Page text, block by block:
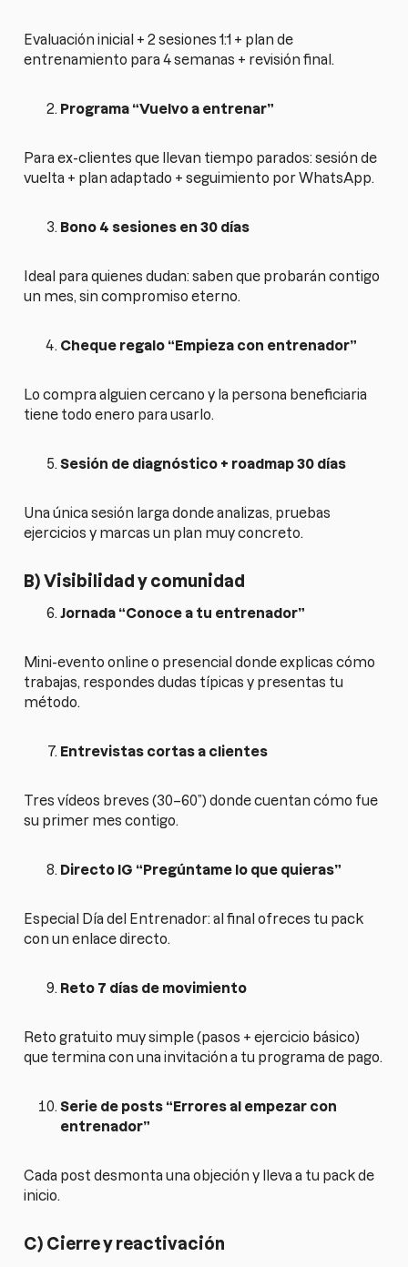
Evaluación inicial + 2 sesiones 1:1 + plan de
entrenamiento para 4 semanas + revisión final.
Programa “Vuelvo a entrenar”
Para ex-clientes que llevan tiempo parados: sesión de
vuelta + plan adaptado + seguimiento por WhatsApp.
Bono 4 sesiones en 30 días
Ideal para quienes dudan: saben que probarán contigo
un mes, sin compromiso eterno.
Cheque regalo “Empieza con entrenador”
Lo compra alguien cercano y la persona beneficiaria
tiene todo enero para usarlo.
Sesión de diagnóstico + roadmap 30 días
Una única sesión larga donde analizas, pruebas
ejercicios y marcas un plan muy concreto.
B) Visibilidad y comunidad
Jornada “Conoce a tu entrenador”
Mini-evento online o presencial donde explicas cómo
trabajas, respondes dudas típicas y presentas tu
método.
Entrevistas cortas a clientes
Tres vídeos breves (30–60”) donde cuentan cómo fue
su primer mes contigo.
Directo IG “Pregúntame lo que quieras”
Especial Día del Entrenador: al final ofreces tu pack
con un enlace directo.
Reto 7 días de movimiento
Reto gratuito muy simple (pasos + ejercicio básico)
que termina con una invitación a tu programa de pago.
Serie de posts “Errores al empezar con
entrenador”
Cada post desmonta una objeción y lleva a tu pack de
inicio.
C) Cierre y reactivación